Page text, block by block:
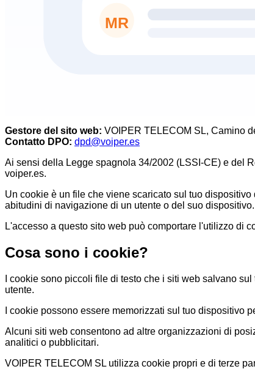
MR
Gestore del sito web: VOIPER TELECOM SL, Camino
Contatto DPO: dpd@voiper.es
Ai sensi della Legge spagnola 34/2002 (LSSI-CE) e del
voiper.es.
Un cookie è un file che viene scaricato sul tuo
abitudini di navigazione di un utente o del suo dispositivo.
L'accesso a questo sito web può comportare l'utilizzo di
Cosa sono i cookie?
I cookie sono piccoli file di testo che i siti web salvano
utente.
I cookie possono essere memorizzati sul tuo
Alcuni siti web consentono ad altre organizzazioni di
analitici o pubblicitari.
VOIPER TELECOM SL utilizza cookie propri e di terze